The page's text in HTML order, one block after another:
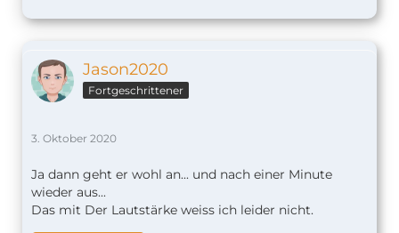
Jason2020
Fortgeschrittener
3. Oktober 2020
Ja dann geht er wohl an... und nach einer Minute
wieder aus...
Das mit Der Lautstärke weiss ich leider nicht.